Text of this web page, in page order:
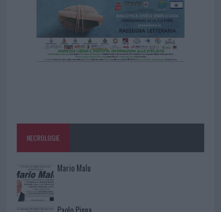
NECROLOGIE
Mario Malu